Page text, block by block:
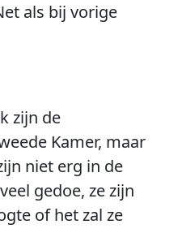
als bij vorige
zijn de
Kamer, maar
niet erg in de
gedoe, ze zijn
of het zal ze